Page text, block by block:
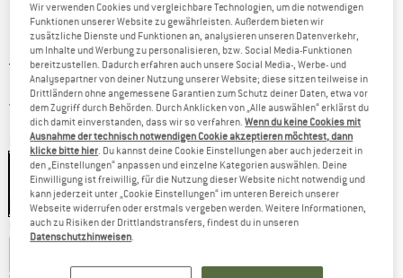
Ursprünglicher Preis :
398,95€
Preis:
159,58€ inkl. MwSt.
Versandkostenfrei(DE)Deutschland. Informationen zu den
Farbe:Black
60% 60%
Größe wählen:
Wir verwenden Cookies und vergleichbare Technologien, um die notwendigen
Funktionen unserer Website zu gewährleisten. Außerdem bieten wir
zusätzliche Dienste und Funktionen an, analysieren unseren Datenverkehr,
um Inhalte und Werbung zu personalisieren, bzw. Social Media-Funktionen
bereitzustellen. Dadurch erfahren auch unsere Social Media-, Werbe- und
Analysepartner von deiner Nutzung unserer Website; diese sitzen teilweise in
Drittländern ohne angemessene Garantien zum Schutz deiner Daten, etwa vor
dem Zugriff durch Behörden. Durch Anklicken von „Alle auswählen“ erklärst du
dich damit einverstanden, dass wir so verfahren.Wenn du keine Cookies mit
Ausnahme der technisch notwendigen Cookie akzeptieren möchtest, dann
klicke bitte hier. Du kannst deine Cookie Einstellungen aber auch jederzeit in
den „Einstellungen“ anpassen und einzelne Kategorien auswählen. Deine
Einwilligung ist freiwillig, für die Nutzung dieser Website nicht notwendig und
kann jederzeit unter „Cookie Einstellungen“ im unteren Bereich unserer
Webseite widerrufen oder erstmals vergeben werden. Weitere Informationen,
auch zu Risiken der Drittlandstransfers, findest du in unseren
Datenschutzhinweisen.